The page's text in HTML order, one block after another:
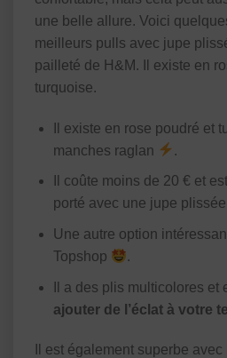
une belle allure. Voici
meilleurs pulls avec jupe
pailleté de H&M. Il existe en
turquoise.
Il existe en rose poudré et
manches raglan
.
Il coûte moins de 20 € et
porté avec une jupe
Une autre option
Topshop
.
Il a des plis multicolores et
ajouter de l’éclat à votre
Il est également superbe